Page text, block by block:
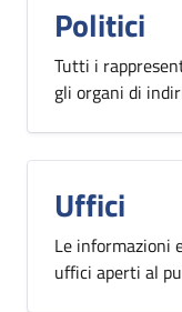
Politici
Tutti i
gli organi di
Uffici
Le informazioni
uffici aperti al